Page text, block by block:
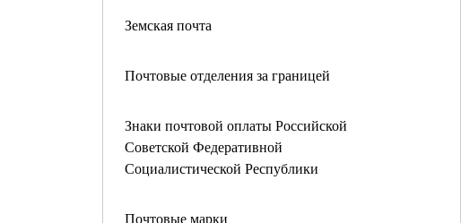
Земская почта
Почтовые отделения за границей
Знаки почтовой оплаты Российской
Советской Федеративной
Социалистической Республики
Почтовые марки